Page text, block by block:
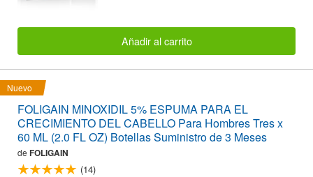
Añadir al carrito
Nuevo
FOLIGAIN MINOXIDIL 5% ESPUMA PARA EL
CRECIMIENTO DEL CABELLO Para Hombres Tres x
60 ML (2.0 FL OZ) Botellas Suministro de 3 Meses
de FOLIGAIN
(14)